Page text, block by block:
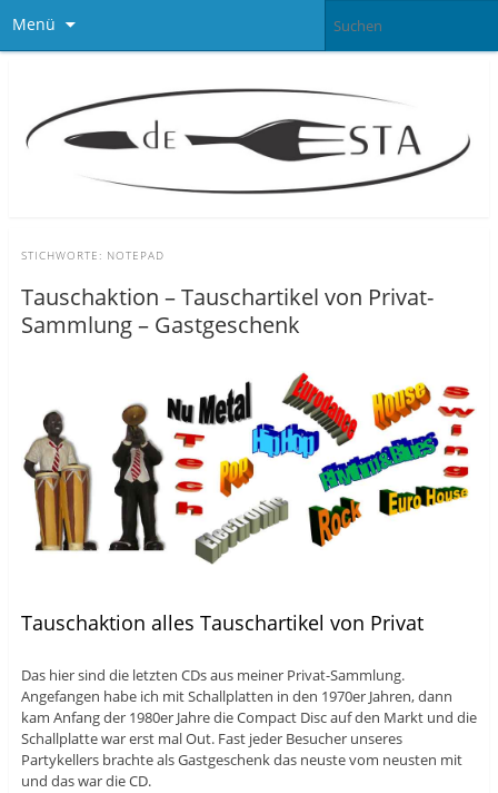
Menü
STICHWORTE: NOTEPAD
Tauschaktion – Tauschartikel von Privat-
Sammlung – Gastgeschenk
Tauschaktion alles Tauschartikel von Privat
Das hier sind die letzten CDs aus meiner Privat-Sammlung.
Angefangen habe ich mit Schallplatten in den 1970er Jahren, dann
kam Anfang der 1980er Jahre die Compact Disc auf den Markt und die
Schallplatte war erst mal Out. Fast jeder Besucher unseres
Partykellers brachte als Gastgeschenk das neuste vom neusten mit
und das war die CD.